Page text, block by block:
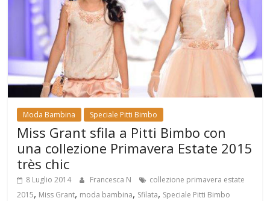
Moda Bambina Speciale Pitti Bimbo
Miss Grant sfila a Pitti Bimbo con
una collezione Primavera Estate 2015
très chic
8 Luglio 2014 Francesca N
collezione primavera estate
2015, Miss Grant, moda bambina, Sfilata, Speciale Pitti Bimbo